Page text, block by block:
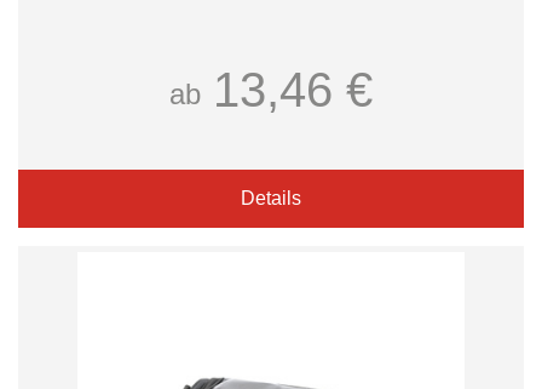
ab 13,46 €
Details